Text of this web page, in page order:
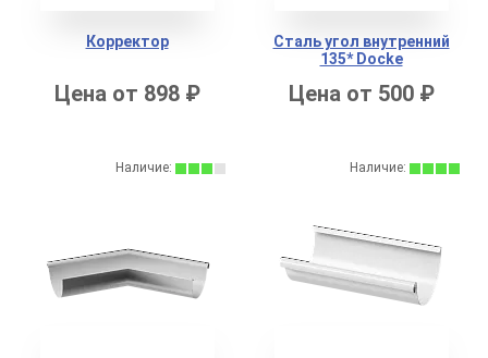
Корректор
Цена от 898 ₽
Сталь угол внутренний
135* Docke
Цена от 500 ₽
Наличие: Наличие: